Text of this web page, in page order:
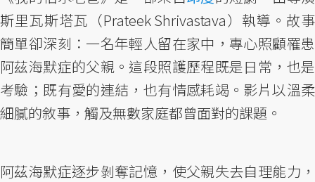
斯里瓦斯塔瓦（Prateek Shrivastava）執導。故事
簡單卻深刻：一名年輕人留在家中，專心照顧罹患
阿茲海默症的父親。這段照護歷程既是日常，也是
考驗；既有愛的連結，也有情感耗竭。影片以溫柔
細膩的敘事，觸及無數家庭都曾面對的課題。
阿茲海默症逐步剝奪記憶，使父親失去自理能力，